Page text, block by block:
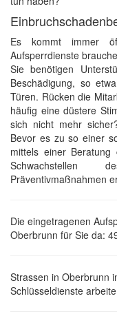
Es kommt immer
Aufsperrdienste
Sie benötigen
Beschädigung, so
Türen. Rücken die
häufig eine düstere
sich nicht mehr
Bevor es zu so einer
mittels einer
Präventivmaßnahmen
Die eingetragenen
Oberbrunn für Sie da:
Strassen in Oberbrunn
Schlüsseldienste